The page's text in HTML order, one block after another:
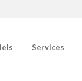
Services